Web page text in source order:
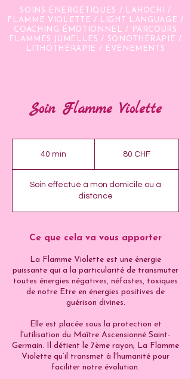
SOINS ÉNERGÉTIQUES / LAHOCHI /
FLAMME VIOLETTE / LIGHT LANGUAGE /
COACHING ÉMOTIONNEL / PARCOURS
FLAMMES JUMELLES / SONOTHÉRAPIE /
LITHOTHÉRAPIE / ÉVÉNEMENTS
Soin Flamme Violette
40 min
i
80 CHF
Soin effectué à mon domicile ou à
distance
Ce que cela va vous apporter
La Flamme Violette est une énergie
puissante qui a la particularité de transmuter
toutes énergies négatives, néfastes, toxiques
de notre Etre en énergies positives de
guérison divines.
Elle est placée sous la protection et
l'utilisation du Maître Ascensionné Saint-
Germain. Il détient le 7ème rayon; La Flamme
Violette qu’il transmet à l'humanité pour
faciliter notre évolution.